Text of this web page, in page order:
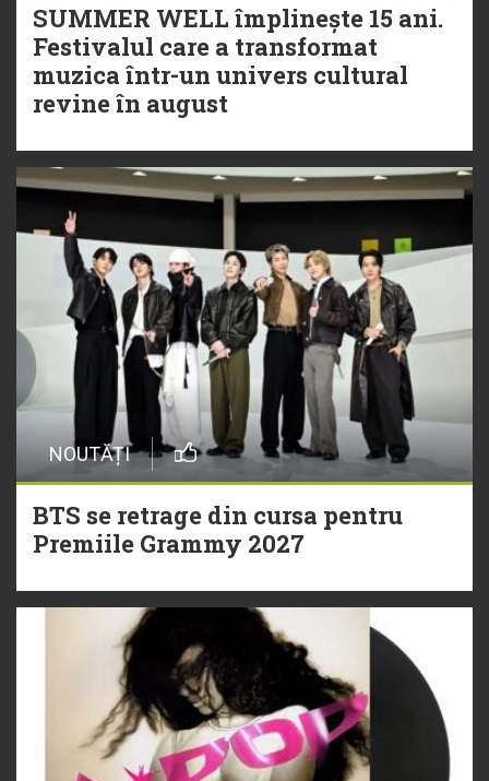
SUMMER WELL împlinește 15 ani.
Festivalul care a transformat
muzica într-un univers cultural
revine în august
NOUTĂȚI
BTS se retrage din cursa pentru
Premiile Grammy 2027